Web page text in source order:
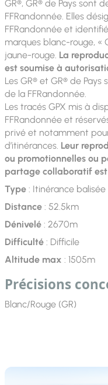
GR®, GR® de Pays sont
FFRandonnée. Elles
FFRandonnée et
marques blanc-rouge, «
jaune-rouge. La
est soumise à
Les GR® et GR® de
de la FFRandonnée.
Les tracés GPX mis à
FFRandonnée et
privé et notamment
d’itinérances. Leur
ou promotionnelles ou
partage collaboratif
Type: Itinérance balisée
Distance: 52.5km
Dénivelé: 2670m
Difficulté: Difficile
Altitude max : 1505m
Précisions
Blanc/Rouge (GR)